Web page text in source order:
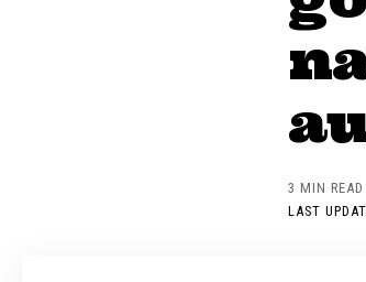
LAST
3 MIN READ